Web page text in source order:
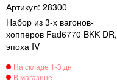
28300
Набор из 3-х вагонов-
хопперов Fad6770 BKK DR,
эпоха IV